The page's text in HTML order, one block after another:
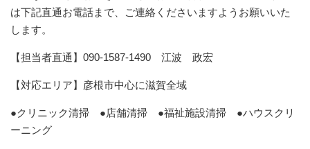
は下記直通お電話まで、ご連絡くださいますようお願いいた
します。
【担当者直通】090-1587-1490 江波 政宏
【対応エリア】彦根市中心に滋賀全域
●クリニック清掃 ●店舗清掃 ●福祉施設清掃 ●ハウスクリ
ーニング